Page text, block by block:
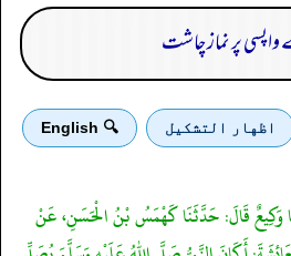
پر نماز چاشت
اظهار التشكيل 🔍 English
وَكِيعٌ قَالَ: حَدَّثَنَا كَهْمَسُ بْنُ الْحَسَنِ، عَنْ